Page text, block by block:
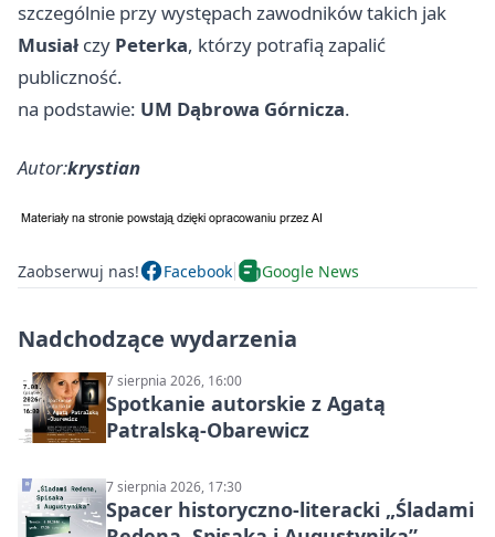
szczególnie przy występach zawodników takich jak
Musiał czy Peterka, którzy potrafią zapalić
publiczność.
na podstawie: UM Dąbrowa Górnicza.
Autor:krystian
Zaobserwuj nas! Facebook Google News
Nadchodzące wydarzenia
7 sierpnia 2026, 16:00
Spotkanie autorskie z Agatą
Patralską-Obarewicz
7 sierpnia 2026, 17:30
Spacer historyczno-literacki „Śladami